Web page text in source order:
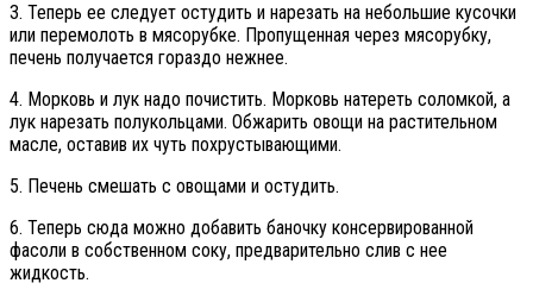
3. Теперь ее следует остудить и нарезать на небольшие кусочки
или перемолоть в мясорубке. Пропущенная через мясорубку,
печень получается гораздо нежнее.
4. Морковь и лук надо почистить. Морковь натереть соломкой, а
лук нарезать полукольцами. Обжарить овощи на растительном
масле, оставив их чуть похрустывающими.
5. Печень смешать с овощами и остудить.
6. Теперь сюда можно добавить баночку консервированной
фасоли в собственном соку, предварительно слив с нее
жидкость.